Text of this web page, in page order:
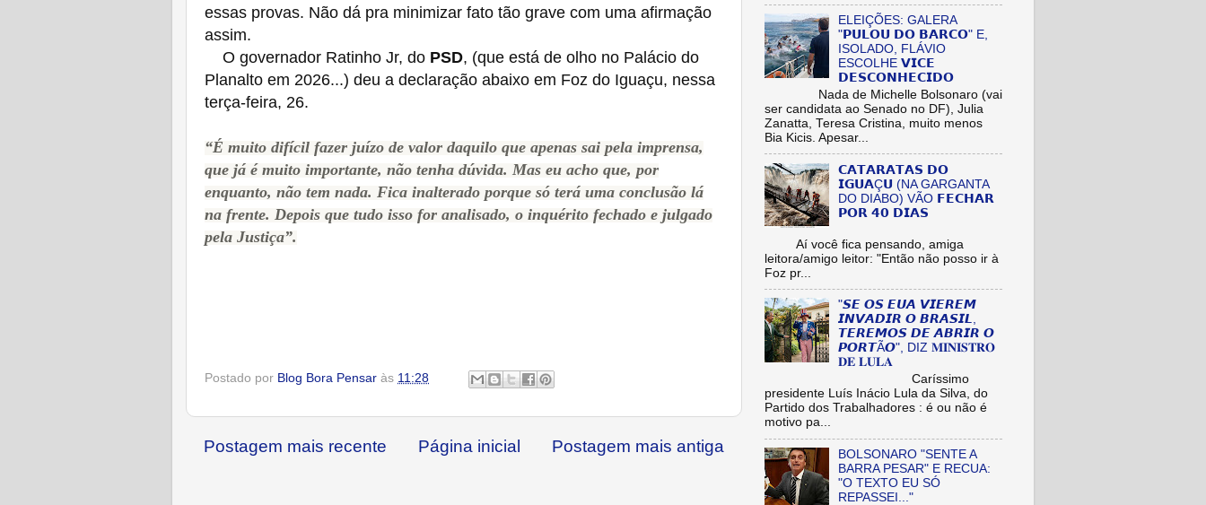
essas provas. Não dá pra minimizar fato tão grave com uma afirmação
assim.
O governador Ratinho Jr, do PSD, (que está de olho no Palácio do
Planalto em 2026...) deu a declaração abaixo em Foz do Iguaçu, nessa
terça-feira, 26.
“É muito difícil fazer juízo de valor daquilo que apenas sai pela imprensa,
que já é muito importante, não tenha dúvida. Mas eu acho que, por
enquanto, não tem nada. Fica inalterado porque só terá uma conclusão lá
na frente. Depois que tudo isso for analisado, o inquérito fechado e julgado
pela Justiça”.
Postado por Blog Bora Pensar às 11:28
Postagem mais recente Postagem mais antiga
Página inicial
ELEIÇÕES: GALERA
"𝗣𝗨𝗟𝗢𝗨 𝗗𝗢 𝗕𝗔𝗥𝗖𝗢" E,
ISOLADO, FLÁVIO
ESCOLHE 𝗩𝗜𝗖𝗘
𝗗𝗘𝗦𝗖𝗢𝗡𝗛𝗘𝗖𝗜𝗗𝗢
Nada de Michelle Bolsonaro (vai
ser candidata ao Senado no DF), Julia
Zanatta, Teresa Cristina, muito menos
Bia Kicis. Apesar...
𝗖𝗔𝗧𝗔𝗥𝗔𝗧𝗔𝗦 𝗗𝗢
𝗜𝗚𝗨𝗔Ç𝗨 (NA GARGANTA
DO DIABO) VÃO 𝗙𝗘𝗖𝗛𝗔𝗥
𝗣𝗢𝗥 𝟰𝟬 𝗗𝗜𝗔𝗦
Aí você fica pensando, amiga
leitora/amigo leitor: "Então não posso ir à
Foz pr...
"𝙎𝙀 𝙊𝙎 𝙀𝙐𝘼 𝙑𝙄𝙀𝙍𝙀𝙈
𝙄𝙉𝙑𝘼𝘿𝙄𝙍 𝙊 𝘽𝙍𝘼𝙎𝙄𝙇,
𝙏𝙀𝙍𝙀𝙈𝙊𝙎 𝘿𝙀 𝘼𝘽𝙍𝙄𝙍 𝙊
𝙋𝙊𝙍𝙏Ã𝙊", DIZ 𝐌𝐈𝐍𝐈𝐒𝐓𝐑𝐎
𝐃𝐄 𝐋𝐔𝐋𝐀
Caríssimo
presidente Luís Inácio Lula da Silva, do
Partido dos Trabalhadores : é ou não é
motivo pa...
BOLSONARO "SENTE A
BARRA PESAR" E RECUA:
"O TEXTO EU SÓ
REPASSEI..."